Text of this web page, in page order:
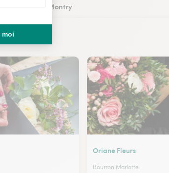
Fleuristes à Montry
Oriane Fleurs
Bourron Marlotte